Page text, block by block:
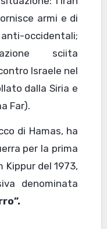
armi e di
occidentali;
sciita
Israele nel
dalla Siria e
Far).
di Hamas, ha
per la prima
Kippur del 1973,
denominata